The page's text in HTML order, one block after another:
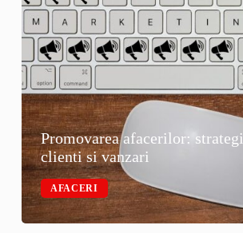
Promovarea afacerilor:
clienti si vanzari
AFACERI